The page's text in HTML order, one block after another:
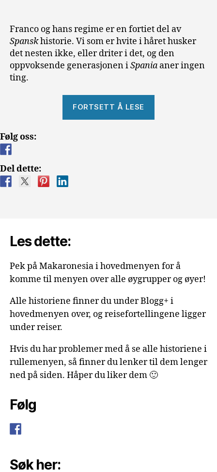
Franco og hans regime er en fortiet del av
Spanskhistorie. Vi som er hvite i håret husker
det nesten ikke, eller driter i det, og den
oppvoksende generasjonen iSpania aner ingen
ting.
FORTSETT Å LESE
Følg oss:
Del dette:
Les dette:
Pek på Makaronesia i hovedmenyen for å
komme til menyen over alle øygrupper og øyer!
Alle historiene finner du under Blogg+ i
hovedmenyen over, og reisefortellingene ligger
under reiser.
Hvis du har problemer med å se alle historiene i
rullemenyen, så finner du lenker til dem lenger
ned på siden. Håper du liker dem 🙂
Følg
Søk her: